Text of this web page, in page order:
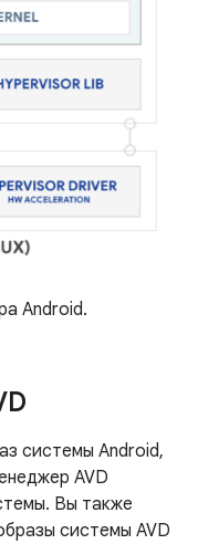
Android.
системы Android,
AVD
Вы также
системы AVD